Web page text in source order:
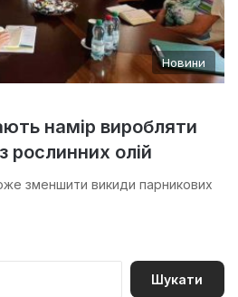
Новини
намір виробляти
рослинних олій
зменшити викиди парникових
П